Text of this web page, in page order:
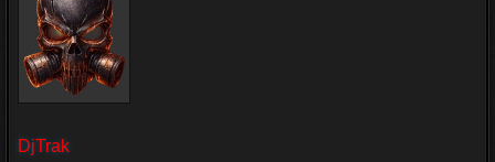
DjTrak